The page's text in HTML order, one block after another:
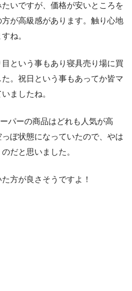
いですが、価格が安いところを
が高級感があります。触り心地
ね。
という事もあり寝具売り場に買
。祝日という事もあってか皆マ
ましたね。
パーの商品はどれも人気が高
ぽ状態になっていたので、やは
だと思いました。
方が良さそうですよ！